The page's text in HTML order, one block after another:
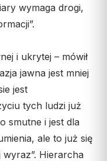
wymaga drogi,
i ukrytej – mówił
jawna jest mniej
jest
tych ludzi już
smutne i jest dla
ale to już się
wyraz”. Hierarcha